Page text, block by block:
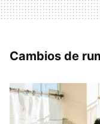
Cambios de